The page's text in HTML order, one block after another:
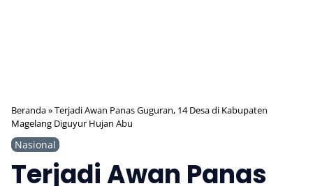
Beranda»Terjadi Awan Panas Guguran, 14 Desa di Kabupaten
Magelang Diguyur Hujan Abu
Nasional
Terjadi Awan Panas